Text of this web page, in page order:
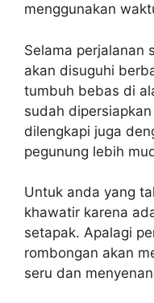
menggunakan
Selama perjalanan
akan disuguhi
tumbuh bebas di
sudah
dilengkapi juga
pegunung lebih
Untuk anda yang
khawatir karena
setapak. Apalagi
rombongan akan
seru dan